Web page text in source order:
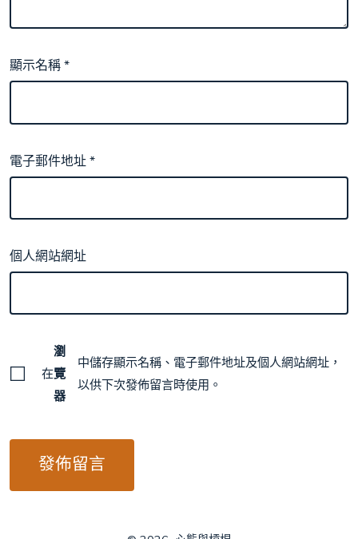
顯示名稱*
電子郵件地址*
個人網站網址
在
瀏
覽
器
中儲存顯示名稱、電子郵件地址及個人網站網址，
以供下次發佈留言時使用。